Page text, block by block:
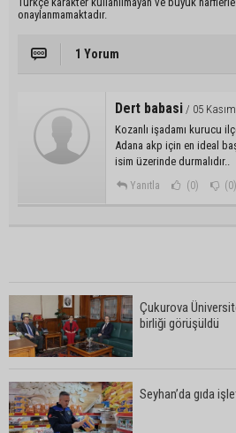
onaylanmamaktadır.
1 Yorum
Dert babasi / 05
Kozanlı işadamı kurucu
Adana akp için en ideal
isim üzerinde durmalıdır..
Yanıtla (0) (0)
Çukurova
birliği görüşüldü
Seyhan’da gıda